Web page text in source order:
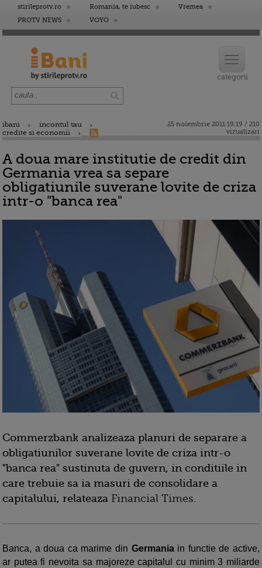
stirileprotv.ro Romania, te iubesc
Vremea
PROTV NEWS
VOYO
ibani
incontul tau
credite si economii
25 noiembrie 2011 19:19 / 210
vizualizari
A doua mare institutie de credit din
Germania vrea sa separe
obligatiunile suverane lovite de criza
intr-o "banca rea"
Commerzbank analizeaza planuri de separare a
obligatiunilor suverane lovite de criza intr-o
"banca rea" sustinuta de guvern, in conditiile in
care trebuie sa ia masuri de consolidare a
capitalului, relateaza Financial Times.
Banca, a doua ca marime din Germania in functie de active,
ar putea fi nevoita sa majoreze capitalul cu minim 3 miliarde